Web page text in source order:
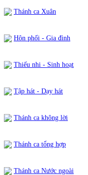
Thánh ca Xuân
Hôn phối - Gia đình
Thiếu nhi - Sinh hoạt
Tập hát - Dạy hát
Thánh ca không lời
Thánh ca tổng hợp
Thánh ca Nước ngoài